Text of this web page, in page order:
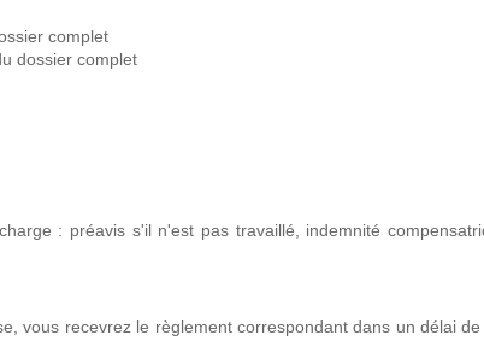
complet
dossier complet
: préavis s'il n'est pas travaillé, indemnité
vous recevrez le règlement correspondant dans un délai